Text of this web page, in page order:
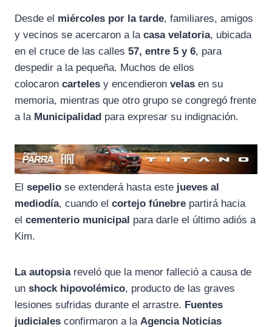
Desde el miércoles por la tarde, familiares, amigos
y vecinos se acercaron a la casa velatoria, ubicada
en el cruce de las calles 57, entre 5 y 6, para
despedir a la pequeña. Muchos de ellos
colocaron carteles y encendieron velas en su
memoria, mientras que otro grupo se congregó frente
a la Municipalidad para expresar su indignación.
El sepelio se extenderá hasta este jueves al
mediodía, cuando el cortejo fúnebre partirá hacia
el cementerio municipal para darle el último adiós a
Kim.
La autopsiareveló que la menor falleció a causa de
un shock hipovolémico, producto de las graves
lesiones sufridas durante el arrastre. Fuentes
judiciales confirmaron a la Agencia Noticias